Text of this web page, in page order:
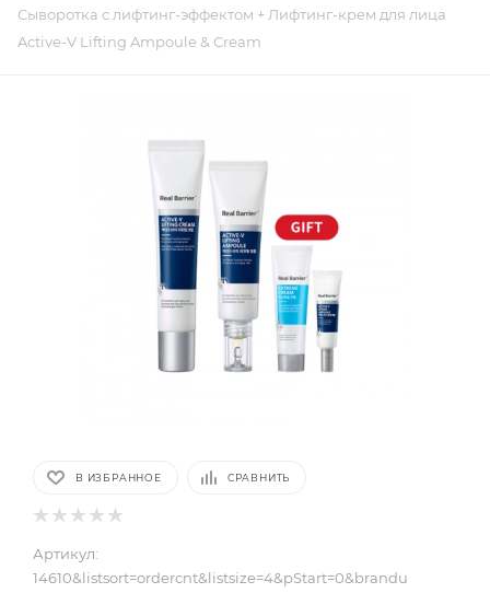
Сыворотка с лифтинг-эффектом + Лифтинг-крем для лица
Active-V Lifting Ampoule & Cream
В ИЗБРАННОЕ СРАВНИТЬ
Артикул:
14610&listsort=ordercnt&listsize=4&pStart=0&brandu